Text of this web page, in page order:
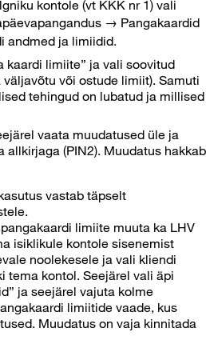
kontole (vt KKK nr 1) vali
→ Pangakaardid
ja limiidid.
kaardi limiite” ja vali soovitud
või ostude limiit). Samuti
tehingud on lubatud ja millised
vaata muudatused üle ja
allkirjaga (PIN2). Muudatus hakkab
vastab täpselt
limiite muuta ka LHV
isiklikule kontole sisenemist
noolekesele ja vali kliendi
tema kontol. Seejärel vali äpi
ja seejärel vajuta kolme
limiitide vaade, kus
Muudatus on vaja kinnitada